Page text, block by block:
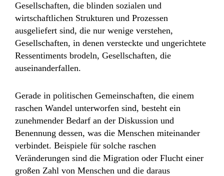
Gesellschaften, die blinden sozialen und
wirtschaftlichen Strukturen und Prozessen
ausgeliefert sind, die nur wenige verstehen,
Gesellschaften, in denen versteckte und ungerichtete
Ressentiments brodeln, Gesellschaften, die
auseinanderfallen.
Gerade in politischen Gemeinschaften, die einem
raschen Wandel unterworfen sind, besteht ein
zunehmender Bedarf an der Diskussion und
Benennung dessen, was die Menschen miteinander
verbindet. Beispiele für solche raschen
Veränderungen sind die Migration oder Flucht einer
großen Zahl von Menschen und die daraus